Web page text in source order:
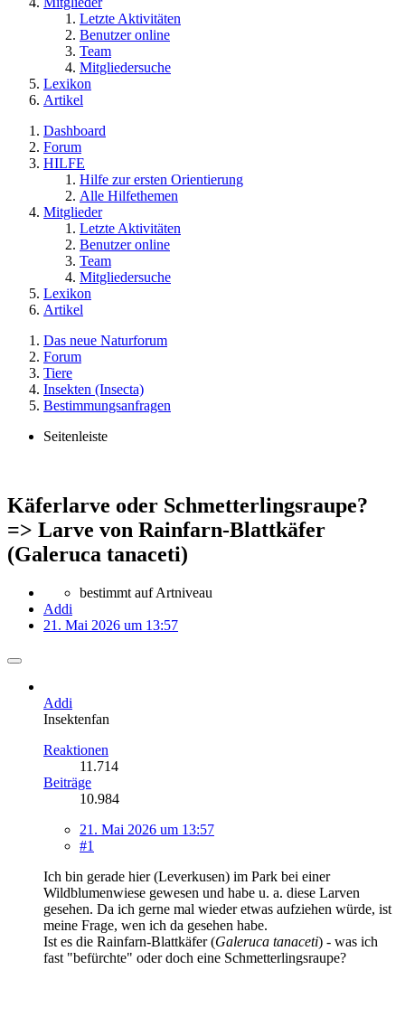
Letzte Aktivitäten
Benutzer online
Team
Mitgliedersuche
Lexikon
Artikel
Dashboard
Forum
HILFE
Hilfe zur ersten Orientierung
Alle Hilfethemen
Mitglieder
Letzte Aktivitäten
Benutzer online
Team
Mitgliedersuche
Lexikon
Artikel
Das neue Naturforum
Forum
Tiere
Insekten (Insecta)
Bestimmungsanfragen
Seitenleiste
Käferlarve oder Schmetterlingsraupe?
=> Larve von Rainfarn-Blattkäfer
(Galeruca tanaceti)
bestimmt auf Artniveau
Addi
21. Mai 2026 um 13:57
Addi
Insektenfan
Reaktionen
11.714
Beiträge
10.984
21. Mai 2026 um 13:57
#1
Ich bin gerade hier (Leverkusen) im Park bei einer
Wildblumenwiese gewesen und habe u. a. diese Larven
gesehen. Da ich gerne mal wieder etwas aufziehen würde, ist
meine Frage, wen ich da gesehen habe.
Ist es die Rainfarn-Blattkäfer (Galeruca tanaceti) - was ich
fast "befürchte" oder doch eine Schmetterlingsraupe?